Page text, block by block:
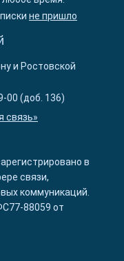
не пришло
и Ростовской
00 (доб. 136)
связь»
в
связи,
коммуникаций.
88059 от